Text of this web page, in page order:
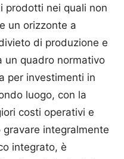
prodotti nei quali non
un orizzonte a
di produzione e
un quadro normativo
per investimenti in
luogo, con la
costi operativi e
integralmente
integrato, è